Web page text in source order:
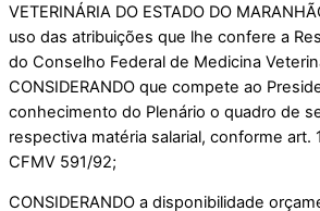
VETERINÁRIA DO ESTADO DO
uso das atribuições que lhe confere a
do Conselho Federal de Medicina
CONSIDERANDO que compete ao
conhecimento do Plenário o quadro de
respectiva matéria salarial, conforme art.
CFMV 591/92;
CONSIDERANDO a disponibilidade